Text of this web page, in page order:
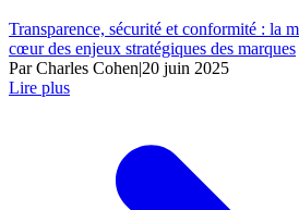
Transparence, sécurité et conformité : la
cœur des enjeux stratégiques des marques
Par Charles Cohen|20 juin 2025
Lire plus